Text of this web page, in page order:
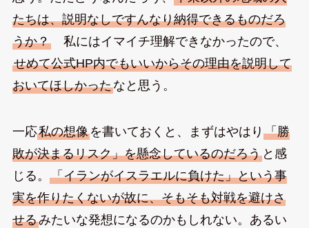
たちは、説明なしですんなり納得できるものだろ
うか？私にはイマイチ理解できなかったので、
せめて公式HP内でもいいからその理由を説明して
おいてほしかったなと思う。
一応私の想像を書いておくと、まずはやはり 「勝
敗が決まるリスク」を懸念しているのだろうと感
じる。 「イランがイスラエルに負けた」という事
実を作りたくないが故に、そもそも対戦を避けさ
せるみたいな発想になるのかもしれない。あるい